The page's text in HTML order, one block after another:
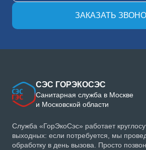
ЗАКАЗАТЬ
СЭС ГОРЭКОСЭС
Санитарная служба в Москве
и Московской области
Служба «ГорЭкоСэс» работает
выходных: если потребуется, мы
обработку в день вызова. Просто